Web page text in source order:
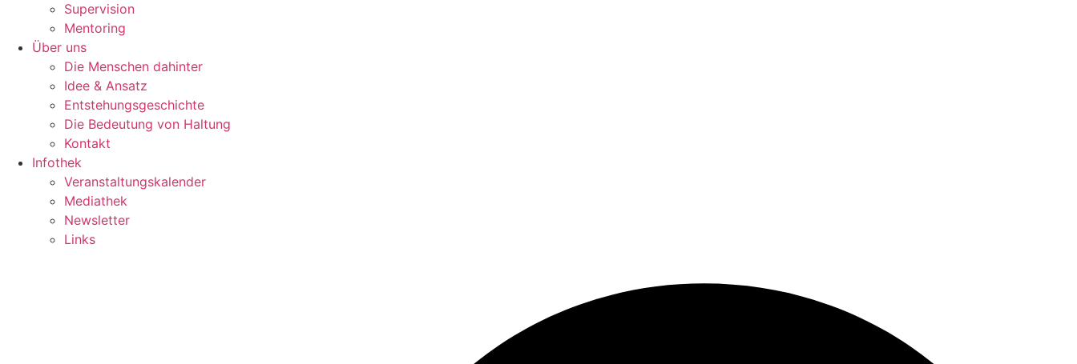
Supervision
Mentoring
Über uns
Die Menschen dahinter
Idee & Ansatz
Entstehungsgeschichte
Die Bedeutung von Haltung
Kontakt
Infothek
Veranstaltungskalender
Mediathek
Newsletter
Links